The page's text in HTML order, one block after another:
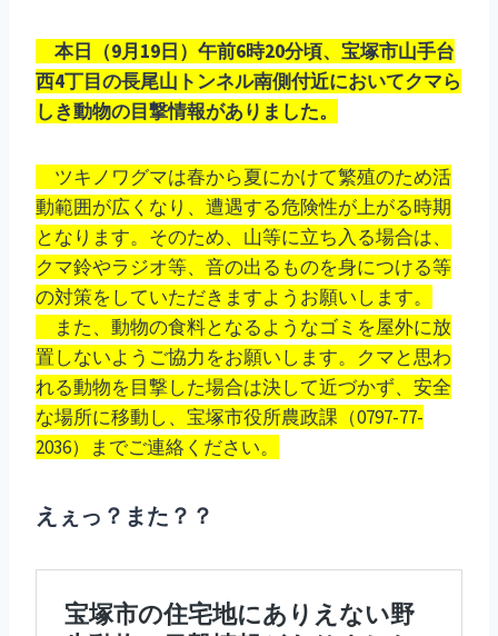
本日（9月19日）午前6時20分頃、宝塚市山手台
西4丁目の長尾山トンネル南側付近においてクマら
しき動物の目撃情報がありました。
ツキノワグマは春から夏にかけて繁殖のため活
動範囲が広くなり、遭遇する危険性が上がる時期
となります。そのため、山等に立ち入る場合は、
クマ鈴やラジオ等、音の出るものを身につける等
の対策をしていただきますようお願いします。
また、動物の食料となるようなゴミを屋外に放
置しないようご協力をお願いします。クマと思わ
れる動物を目撃した場合は決して近づかず、安全
な場所に移動し、宝塚市役所農政課（0797-77-
2036）までご連絡ください。
えぇっ？また？？